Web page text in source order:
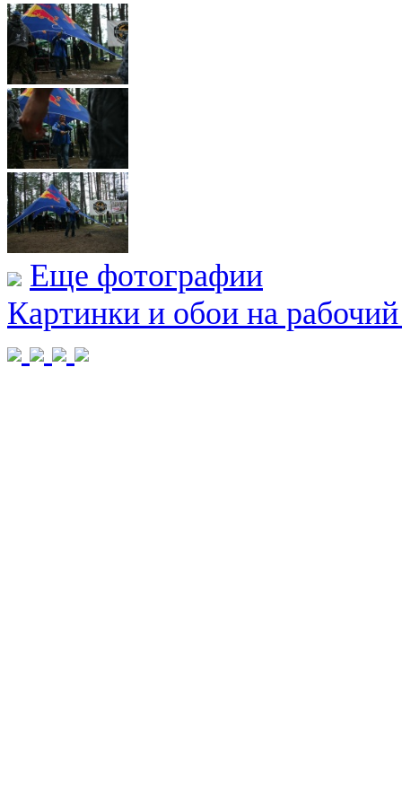
Еще фотографии
Картинки и обои на